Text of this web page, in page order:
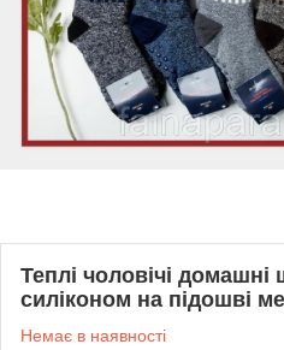
Теплі чоловічі домашні
силіконом на підошві
Немає в наявності